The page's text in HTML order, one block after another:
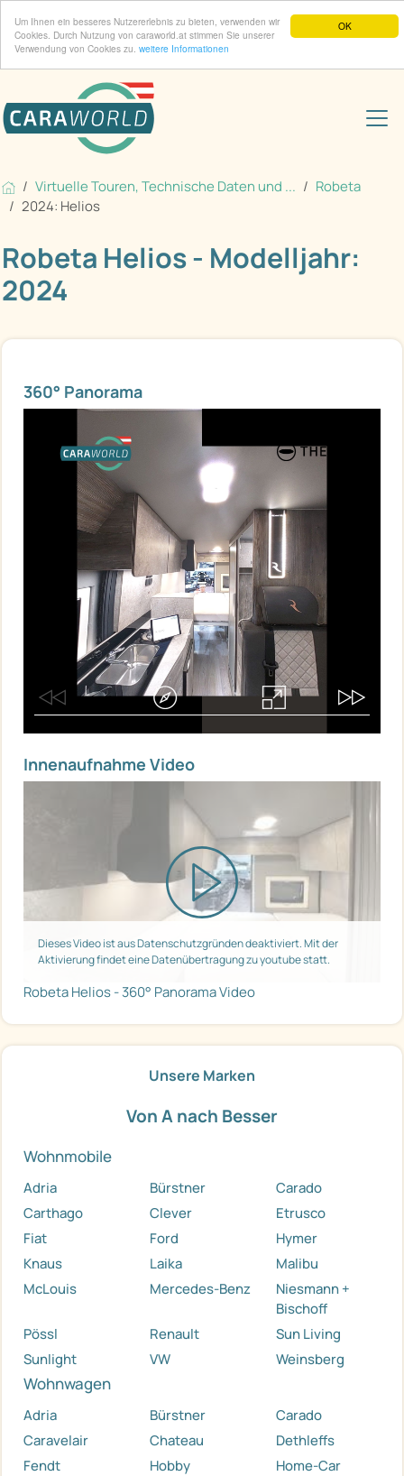
OK
Um Ihnen ein besseres Nutzererlebnis zu bieten, verwenden wir
Cookies. Durch Nutzung von caraworld.at stimmen Sie unserer
Verwendung von Cookies zu. weitere Informationen
Virtuelle Touren, Technische Daten und ...
Robeta
2024: Helios
Robeta Helios - Modelljahr:
2024
360° Panorama
Innenaufnahme Video
Dieses Video ist aus Datenschutzgründen deaktiviert. Mit der
Aktivierung findet eine Datenübertragung zu youtube statt.
Robeta Helios - 360° Panorama Video
Unsere Marken
Von A nach Besser
Wohnmobile
Adria Bürstner
Carado
Carthago
Clever
Etrusco
Fiat
Ford
Hymer
Knaus
Laika
Malibu
McLouis
Mercedes-Benz
Niesmann +
Bischoff
Pössl
Renault
Sun Living
Sunlight
VW Weinsberg
Wohnwagen
Adria Bürstner
Carado
Caravelair
Chateau
Dethleffs
Fendt
Hobby
Home-Car